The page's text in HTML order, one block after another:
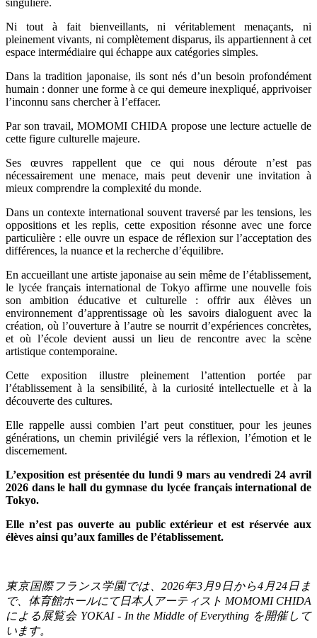
singulière.
Ni tout à fait bienveillants, ni véritablement menaçants, ni
pleinement vivants, ni complètement disparus, ils appartiennent à cet
espace intermédiaire qui échappe aux catégories simples.
Dans la tradition japonaise, ils sont nés d’un besoin profondément
humain : donner une forme à ce qui demeure inexpliqué, apprivoiser
l’inconnu sans chercher à l’effacer.
Par son travail, MOMOMI CHIDA propose une lecture actuelle de
cette figure culturelle majeure.
Ses œuvres rappellent que ce qui nous déroute n’est pas
nécessairement une menace, mais peut devenir une invitation à
mieux comprendre la complexité du monde.
Dans un contexte international souvent traversé par les tensions, les
oppositions et les replis, cette exposition résonne avec une force
particulière : elle ouvre un espace de réflexion sur l’acceptation des
différences, la nuance et la recherche d’équilibre.
En accueillant une artiste japonaise au sein même de l’établissement,
le lycée français international de Tokyo affirme une nouvelle fois
son ambition éducative et culturelle : offrir aux élèves un
environnement d’apprentissage où les savoirs dialoguent avec la
création, où l’ouverture à l’autre se nourrit d’expériences concrètes,
et où l’école devient aussi un lieu de rencontre avec la scène
artistique contemporaine.
Cette exposition illustre pleinement l’attention portée par
l’établissement à la sensibilité, à la curiosité intellectuelle et à la
découverte des cultures.
Elle rappelle aussi combien l’art peut constituer, pour les jeunes
générations, un chemin privilégié vers la réflexion, l’émotion et le
discernement.
L’exposition est présentée du lundi 9 mars au vendredi 24 avril
2026 dans le hall du gymnase du lycée français international de
Tokyo.
Elle n’est pas ouverte au public extérieur et est réservée aux
élèves ainsi qu’aux familles de l’établissement.
東京国際フランス学園では、2026年3 月9日から4 月24日ま
で、体育館ホールにて日本人アーティスト MOMOMI CHIDA
による展覧会 YOKAI - In the Middle of Everything を開催して
います。